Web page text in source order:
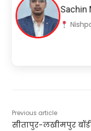
Previous article
सीतापुर-लखीमपुर